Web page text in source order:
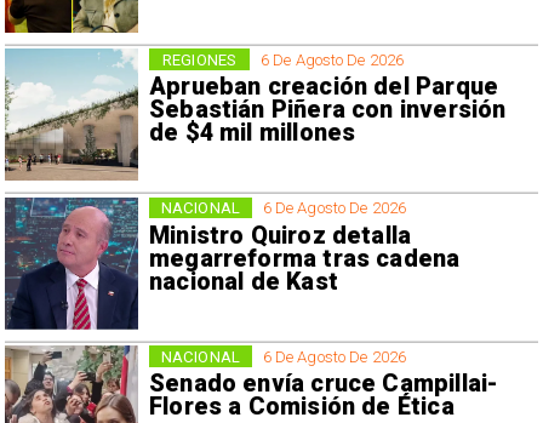
6 De Agosto De 2026
Aprueban creación del Parque
Sebastián Piñera con inversión
de $4 mil millones
REGIONES
6 De Agosto De 2026
Ministro Quiroz detalla
megarreforma tras cadena
nacional de Kast
NACIONAL
6 De Agosto De 2026
Senado envía cruce Campillai-
Flores a Comisión de Ética
NACIONAL